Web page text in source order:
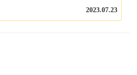
2023.07.23